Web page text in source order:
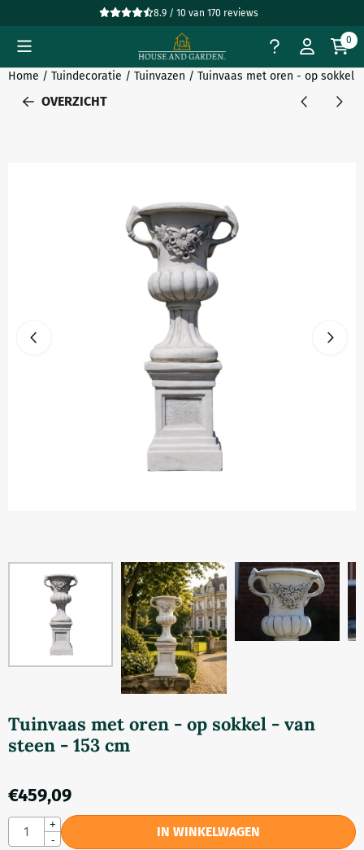
Cookievoorkeuren zijn beschikbaar. Kies instellingen of sta
8.9 / 10 van170 reviews
0
Home / Tuindecoratie / Tuinvazen / Tuinvaas met oren - op sokkel
OVERZICHT
Tuinvaas met oren - op sokkel - van
steen - 153 cm
€459,09
Aantal
+
-
IN WINKELWAGEN